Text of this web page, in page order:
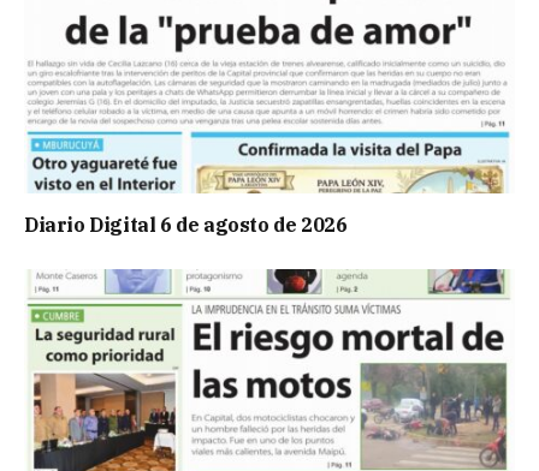
Diario Digital 6 de agosto de 2026